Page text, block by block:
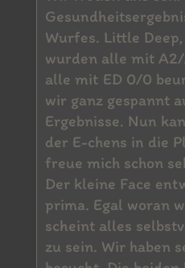
Wurfes. Little
wurden alle mit
alle mit ED 0/0
wir ganz gespannt
Ergebnisse. Nun
der E-chens in die
freue mich schon
Der kleine Face
prima. Egal woran
scheint alles
zu sein. Wir haben